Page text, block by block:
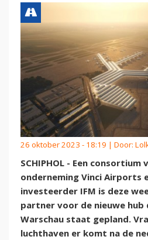
26 oktober 2023 - 18:19 | Door:
SCHIPHOL - Een consortium
onderneming Vinci Airports
investeerder IFM is deze
partner voor de nieuwe
Warschau staat gepland.
luchthaven er komt na de